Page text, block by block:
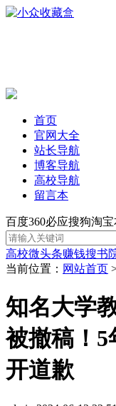
首页
官网大全
站长导航
博客导航
高校导航
留言本
百度360必应搜狗淘宝
高校微头条赚钱搜书
当前位置： 网站首页
知名大学
被撤稿！
开道歉